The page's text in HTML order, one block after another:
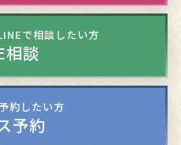
で相談したい方
相談
約したい方
予約